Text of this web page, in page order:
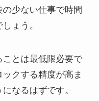
少ない仕事で時間
ょう。
とは最低限必要で
クする精度が高ま
なるはずです。